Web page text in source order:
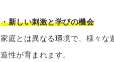
・新しい刺激と学びの機会
家庭とは異なる環境で、様々な
造性が育まれます。